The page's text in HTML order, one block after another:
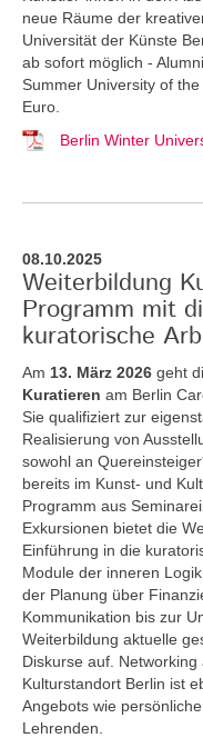
neue Räume der
Universität der Künste
ab sofort möglich -
Summer University of
Euro.
Berlin Winter
08.10.2025
Weiterbildung
Programm mit
kuratorische
Am 13. März 2026 geht
Kuratieren am Berlin
Sie qualifiziert zur
Realisierung von
sowohl an
bereits im Kunst- und
Programm aus
Exkursionen bietet die
Einführung in die
Module der inneren
der Planung über
Kommunikation bis zur
Weiterbildung aktuelle
Diskurse auf.
Kulturstandort Berlin ist
Angebots wie
Lehrenden.